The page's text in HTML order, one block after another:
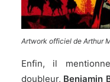
Artwork officiel de Arthur
Enfin, il
doubleur, Benjamin